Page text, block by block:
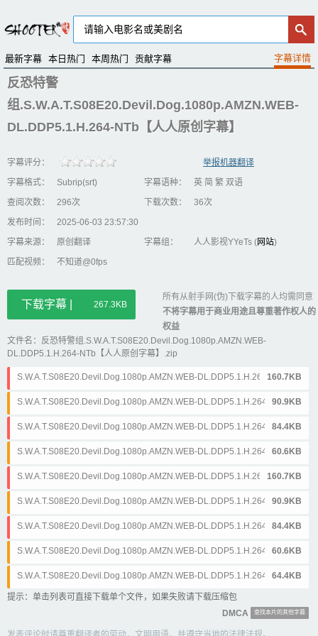
最新字幕 本日热门 本周热门 贡献字幕
反恐特警
组.S.W.A.T.S08E20.Devil.Dog.1080p.AMZN.WEB-
DL.DDP5.1.H.264-NTb【人人原创字幕】
字幕评分：
举报机器翻译
字幕格式：
Subrip(srt) 字幕语种：
英 简 繁 双语
查阅次数：
296次 下载次数：
36次
发布时间：
2025-06-03 23:57:30
字幕来源：
原创翻译 字幕组： 人人影视YYeTs (网站)
匹配视频：
不知道@0fps
下载字幕 | 267.3KB
所有从射手网(伪)下载字幕的人均需同意
不将字幕用于商业用途且尊重著作权人的
权益
文件名：反恐特警组.S.W.A.T.S08E20.Devil.Dog.1080p.AMZN.WEB-
DL.DDP5.1.H.264-NTb【人人原创字幕】.zip
S.W.A.T.S08E20.Devil.Dog.1080p.AMZN.WEB-DL.DDP5.1.H.264-NTb.简
体&英文.ass
160.7KB
S.W.A.T.S08E20.Devil.Dog.1080p.AMZN.WEB-DL.DDP5.1.H.264-NTb.简
体&英文.srt
90.9KB
S.W.A.T.S08E20.Devil.Dog.1080p.AMZN.WEB-DL.DDP5.1.H.264-NTb.简
体.ass
84.4KB
S.W.A.T.S08E20.Devil.Dog.1080p.AMZN.WEB-DL.DDP5.1.H.264-NTb.简
体.srt
60.6KB
S.W.A.T.S08E20.Devil.Dog.1080p.AMZN.WEB-DL.DDP5.1.H.264-NTb.繁
体&英文.ass
160.7KB
S.W.A.T.S08E20.Devil.Dog.1080p.AMZN.WEB-DL.DDP5.1.H.264-NTb.繁
体&英文.srt
90.9KB
S.W.A.T.S08E20.Devil.Dog.1080p.AMZN.WEB-DL.DDP5.1.H.264-NTb.繁
体.ass
84.4KB
S.W.A.T.S08E20.Devil.Dog.1080p.AMZN.WEB-DL.DDP5.1.H.264-NTb.繁
体.srt
60.6KB
S.W.A.T.S08E20.Devil.Dog.1080p.AMZN.WEB-DL.DDP5.1.H.264-NTb.英
文.srt
64.4KB
提示：单击列表可直接下载单个文件，如果失败请下载压缩包
DMCA
查找本片的其他字幕